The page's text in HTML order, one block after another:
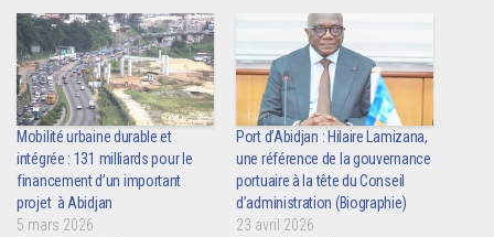
Mobilité urbaine durable et
intégrée : 131 milliards pour le
financement d’un important
projet à Abidjan
5 mars 2026
Port d’Abidjan : Hilaire Lamizana,
une référence de la gouvernance
portuaire à la tête du Conseil
d’administration (Biographie)
23 avril 2026